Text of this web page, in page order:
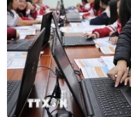
Quang cảnh bế mạc
Nghệ thuật chất
Nội
Bắt đầu từ cuối
và Du lịch hiện